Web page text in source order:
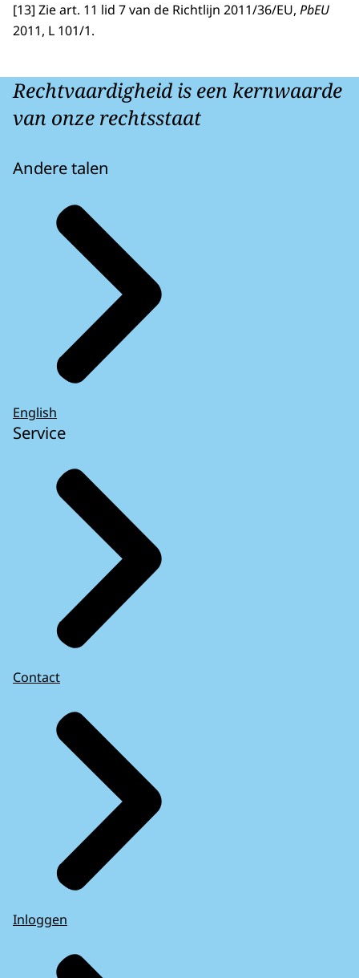
[13] Zie art. 11 lid 7 van de Richtlijn 2011/36/EU, PbEU
2011, L 101/1.
Rechtvaardigheid is een kernwaarde
van onze rechtsstaat
Andere talen
English
Service
Contact
Inloggen